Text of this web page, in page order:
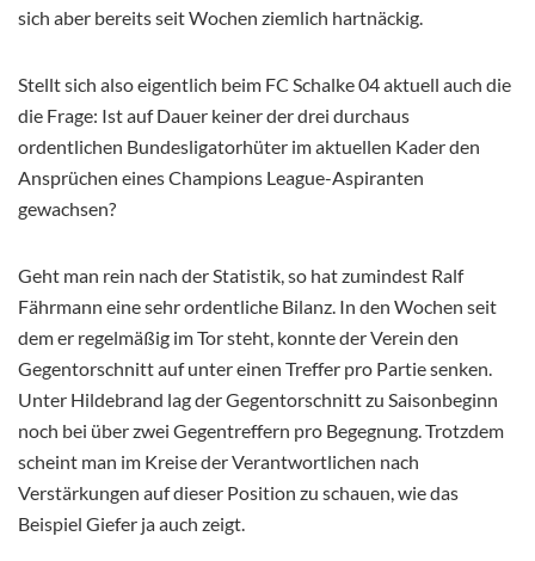
sich aber bereits seit Wochen ziemlich hartnäckig.
Stellt sich also eigentlich beim FC Schalke 04 aktuell auch die
die Frage: Ist auf Dauer keiner der drei durchaus
ordentlichen Bundesligatorhüter im aktuellen Kader den
Ansprüchen eines Champions League-Aspiranten
gewachsen?
Geht man rein nach der Statistik, so hat zumindest Ralf
Fährmann eine sehr ordentliche Bilanz. In den Wochen seit
dem er regelmäßig im Tor steht, konnte der Verein den
Gegentorschnitt auf unter einen Treffer pro Partie senken.
Unter Hildebrand lag der Gegentorschnitt zu Saisonbeginn
noch bei über zwei Gegentreffern pro Begegnung. Trotzdem
scheint man im Kreise der Verantwortlichen nach
Verstärkungen auf dieser Position zu schauen, wie das
Beispiel Giefer ja auch zeigt.